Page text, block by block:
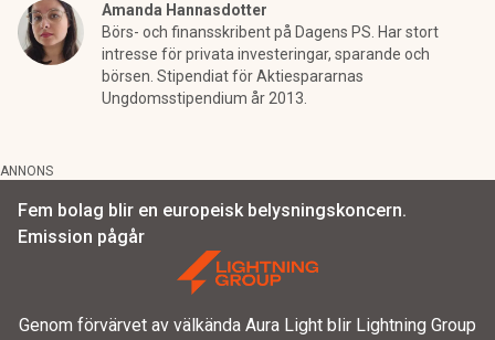
Amanda Hannasdotter
Börs- och finansskribent på Dagens PS. Har stort
intresse för privata investeringar, sparande och
börsen. Stipendiat för Aktiespararnas
Ungdomsstipendium år 2013.
ANNONS
Fem bolag blir en europeisk belysningskoncern.
Emission pågår
Genom förvärvet av välkända Aura Light blir Lightning Group